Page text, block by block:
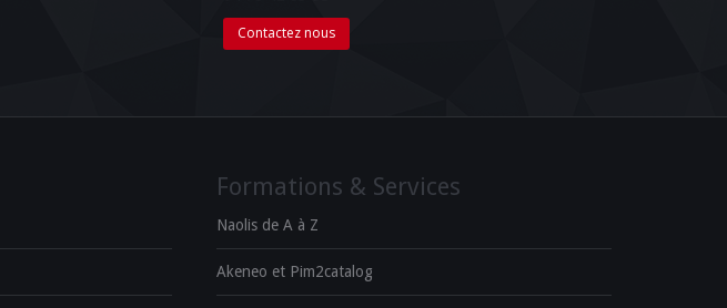
Contactez nous
Formations & Services
Naolis de A à Z
Akeneo et Pim2catalog